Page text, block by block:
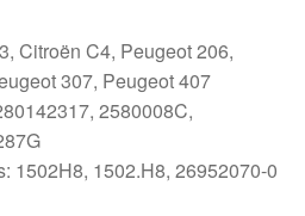
Citroën C4, Peugeot 206,
307, Peugeot 407
2580008C,
1502H8, 1502.H8, 26952070-0